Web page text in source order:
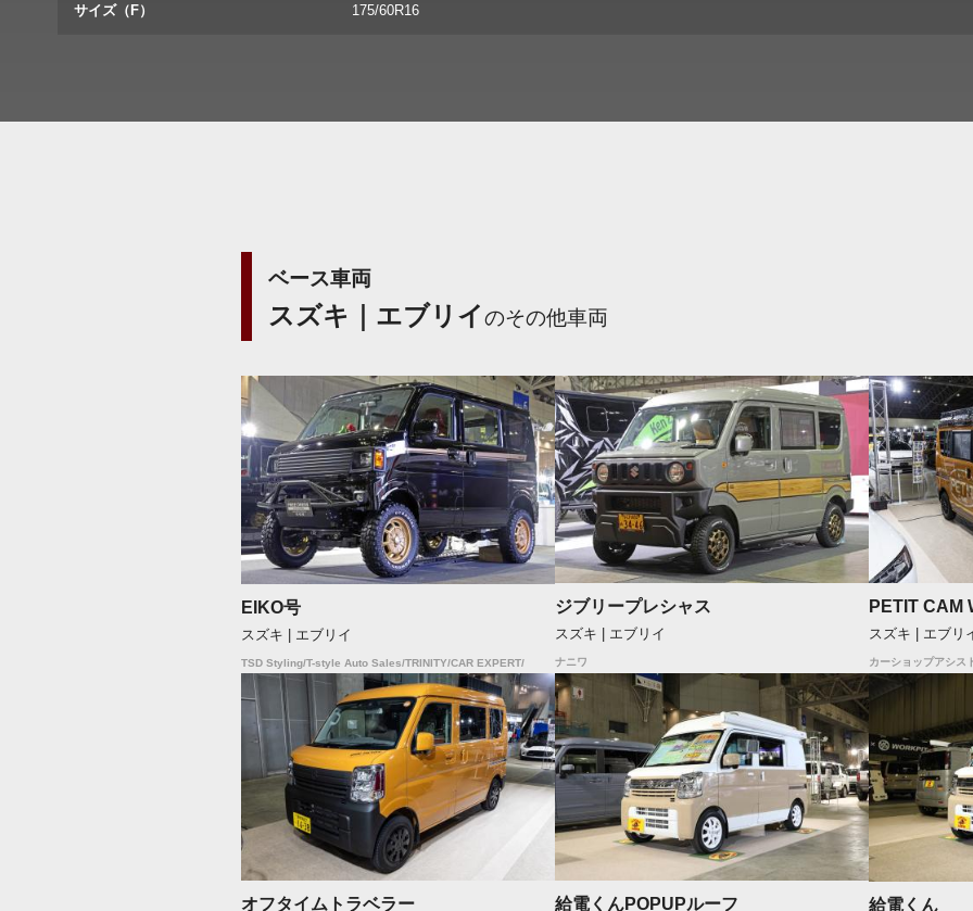
サイズ（F） 175/60R16
ベース車両
スズキ｜エブリイのその他車両
EIKO号
スズキ | エブリイ
TSD Styling/T-style Auto Sales/TRINITY/CAR EXPERT/
ジブリープレシャス
スズキ | エブリイ
ナニワ
PETIT CAM
スズキ | エブリ
カーショップアシス
オフタイムトラベラー 給電くんPOPUPルーフ 給電くん